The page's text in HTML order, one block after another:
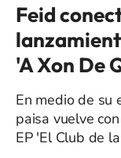
Feid
'A Xon De
En medio de su
paisa vuelve
EP 'El Club de